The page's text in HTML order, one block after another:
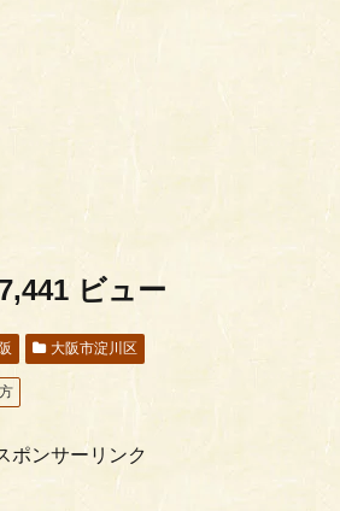
7,441 ビュー
大阪市淀川区
ポンサーリンク